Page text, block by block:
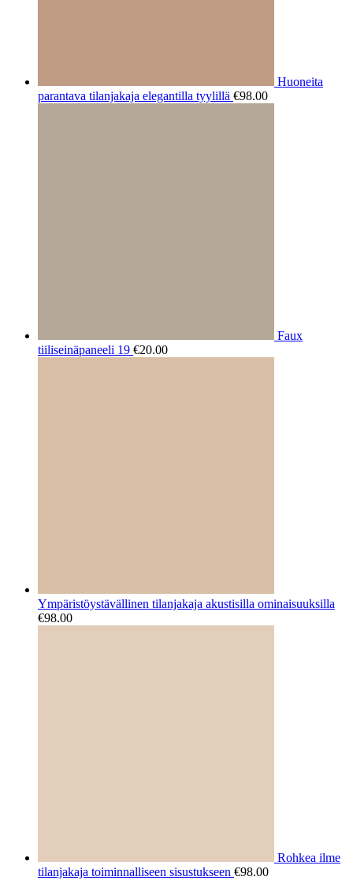
Huoneita
parantava tilanjakaja elegantilla tyylillä €98.00
Faux
tiiliseinäpaneeli 19 €20.00
Ympäristöystävällinen tilanjakaja akustisilla ominaisuuksilla
€98.00
Rohkea ilme
tilanjakaja toiminnalliseen sisustukseen €98.00